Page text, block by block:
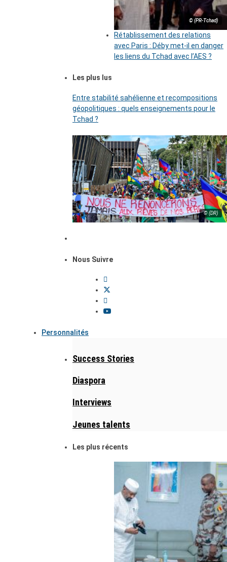
© (PR-Tchad)
Rétablissement des relations
avec Paris : Déby met-il en danger
les liens du Tchad avec l’AES ?
Les plus lus
Entre stabilité sahélienne et recompositions
géopolitiques : quels enseignements pour le
Tchad ?
© (DR)
Nous Suivre
Personnalités
Success Stories
Diaspora
Interviews
Jeunes talents
Les plus récents